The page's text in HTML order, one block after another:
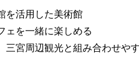
を活用した美術館
ェを一緒に楽しめる
三宮周辺観光と組み合わせや